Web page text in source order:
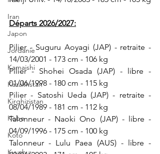
Iran
Japon
Jordanie
Kamaishi
Kazakhstan
Kirghizistan
Kobe
Koto
Kyushu
Départs 2026/2027:
Pilier - Suguru Aoyagi (JAP) - retraite -
14/03/2001 - 173 cm - 106 kg
Pilier - Shohei Osada (JAP) - libre -
01/06/1998 - 180 cm - 115 kg
Pilier - Satoshi Ueda (JAP) - retraite -
08/04/1989 - 181 cm - 112 kg
Talonneur - Naoki Ono (JAP) - libre -
04/09/1996 - 175 cm - 100 kg
Talonneur - Lulu Paea (AUS) - libre -